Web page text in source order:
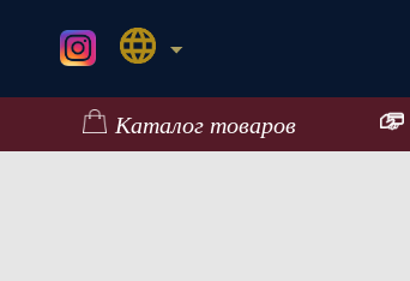
Каталог товаров